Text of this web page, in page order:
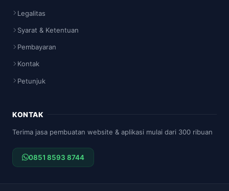
Legalitas
Syarat & Ketentuan
Pembayaran
Kontak
Petunjuk
KONTAK
Terima jasa pembuatan website & aplikasi mulai dari 300 ribuan
0851 8593 8744